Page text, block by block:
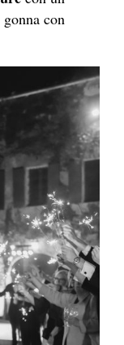
con